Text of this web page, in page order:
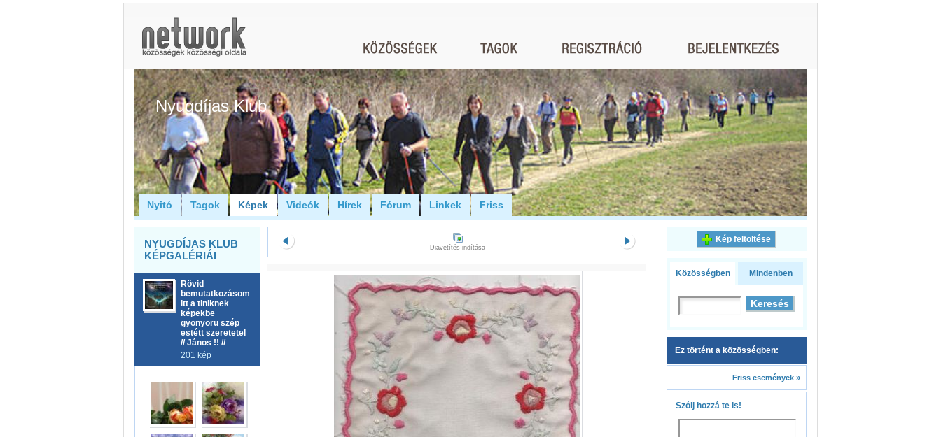
Nyugdíjas Klub
Nyitó Tagok Képek Videók Hírek Fórum Linkek Friss
NYUGDÍJAS KLUB
KÉPGALÉRIÁI
Rövid
bemutatkozásom
itt a tiniknek
képekbe
gyönyörü szép
estétt szeretetel
// János !! //
201 kép
Diavetítés indítása
Kép feltöltése
Közösségben Mindenben
Ez történt a közösségben:
Friss események »
Szólj hozzá te is!